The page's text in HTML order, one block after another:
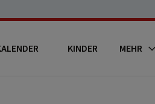
KINDER MEHR